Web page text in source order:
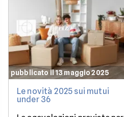
pubblicato il 13 maggio 2025
Le novità 2025 sui mutui
under 36